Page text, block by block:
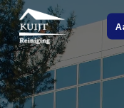
Skip
to
main
content